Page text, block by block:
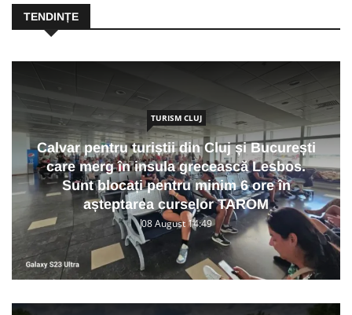
TENDINȚE
TURISM CLUJ
Calvar pentru turiștii din Cluj și București
care merg în insula grecească Lesbos.
Sunt blocați pentru minim 6 ore în
așteptarea curselor TAROM
08 August 14:49